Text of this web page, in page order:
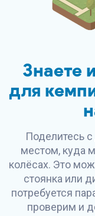
Знаете
для
Поделитесь
местом, куда
колёсах. Это
стоянка или
потребуется
проверим и